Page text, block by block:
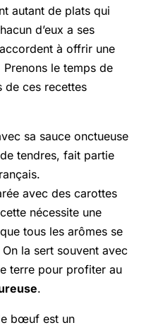
autant de plats qui
d’eux a ses
à offrir une
le temps de
de ces recettes
sa sauce onctueuse
tendres, fait partie
avec des carottes
nécessite une
tous les arômes se
la sert souvent avec
terre pour profiter au
.
bœuf est un